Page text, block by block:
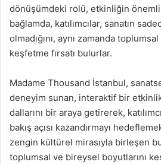
dönüşümdeki rolü, etkinliğin önemli
bağlamda, katılımcılar, sanatın
olmadığını, aynı zamanda
keşfetme fırsatı bulurlar.
Madame Thousand İstanbul,
deneyim sunan, interaktif bir
dallarını bir araya getirerek,
bakış açısı kazandırmayı
zengin kültürel mirasıyla birleşen
toplumsal ve bireysel boyutlarını